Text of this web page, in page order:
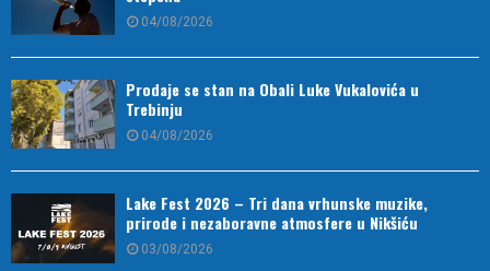
04/08/2026
Prodaje se stan na Obali Luke Vukalovića u
Trebinju
04/08/2026
Lake Fest 2026 – Tri dana vrhunske muzike,
prirode i nezaboravne atmosfere u Nikšiću
03/08/2026